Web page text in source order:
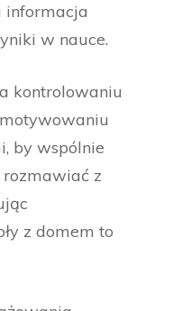
informacja
w nauce.
kontrolowaniu
by wspólnie
z
z domem to